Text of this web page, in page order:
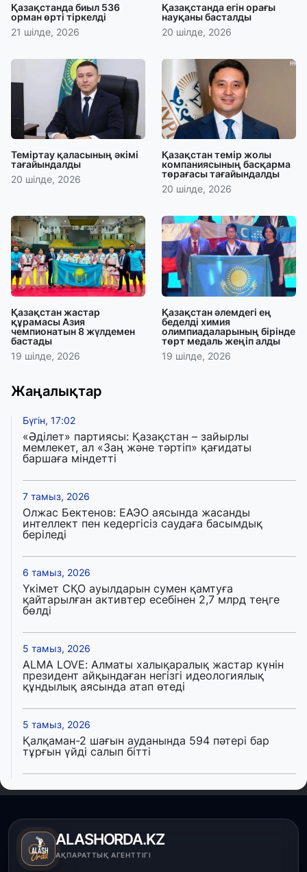
Қазақстанда биыл 536
орман өрті тіркелді
21 шілде, 2026
Қазақстанда егін орағы
науқаны басталды
20 шілде, 2026
Теміртау қаласының әкімі
тағайындалды
20 шілде, 2026
Қазақстан темір жолы
компаниясының басқарма
төрағасы тағайындалды
20 шілде, 2026
Қазақстан жастар
құрамасы Азия
чемпионатын 8 жүлдемен
бастады
19 шілде, 2026
Қазақстан әлемдегі ең
беделді химия
олимпиадаларының бірінде
төрт медаль жеңіп алды
19 шілде, 2026
Жаңалықтар
Бүгін, 17:02
«Әділет» партиясы: Қазақстан – зайырлы
мемлекет, ал «Заң және тәртіп» қағидаты
баршаға міндетті
7 тамыз, 2026
Олжас Бектенов: ЕАЭО аясында жасанды
интеллект пен кедергісіз саудаға басымдық
беріледі
6 тамыз, 2026
Үкімет СҚО ауылдарын сумен қамтуға
қайтарылған активтер есебінен 2,7 млрд теңге
бөлді
5 тамыз, 2026
ALMA LOVE: Алматы халықаралық жастар күнін
президент айқындаған негізгі идеологиялық
құндылық аясында атап өтеді
5 тамыз, 2026
Қалқаман-2 шағын ауданында 594 пәтері бар
тұрғын үйді салып бітті
4 тамыз, 2026
артады – Үкімет отырысы
3 тамыз, 2026
ALASHORDA.KZ
АҚПАРАТТЫҚ АГЕНТТІГІ